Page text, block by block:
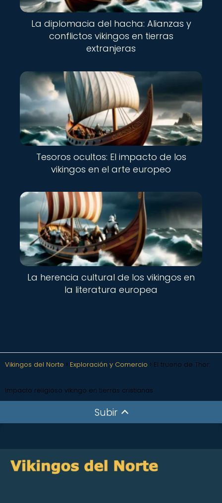
La diplomacia del hacha: Alianzas y
conflictos vikingos en tierras
extranjeras
Tesoros ocultos: El impacto de los
vikingos en el arte europeo
La herencia cultural de los vikingos en
la literatura europea
Vikingos del Norte Exploración y Comercio El trueno de Thor:
Impacto religioso vikingo en tierras cristianas
Subir